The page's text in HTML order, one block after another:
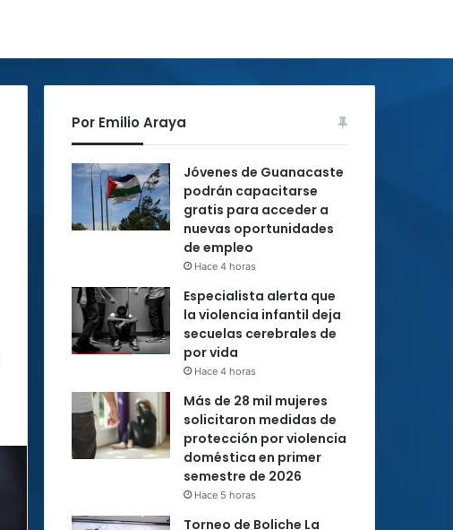
Por Emilio Araya
Jóvenes de Guanacaste
podrán capacitarse
gratis para acceder a
nuevas oportunidades
de empleo
Hace 4 horas
Especialista alerta que
la violencia infantil deja
secuelas cerebrales de
por vida
Hace 4 horas
Más de 28 mil mujeres
solicitaron medidas de
protección por violencia
doméstica en primer
semestre de 2026
Hace 5 horas
Torneo de Boliche La